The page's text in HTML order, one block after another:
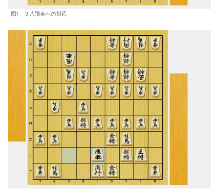
図1 ３八飛車への対応